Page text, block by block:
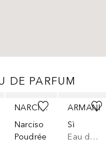
DE PARFUM
NARCISO RODRIGUEZ
Narciso
Poudrée
ARMANI
Sì
Eau de parfum